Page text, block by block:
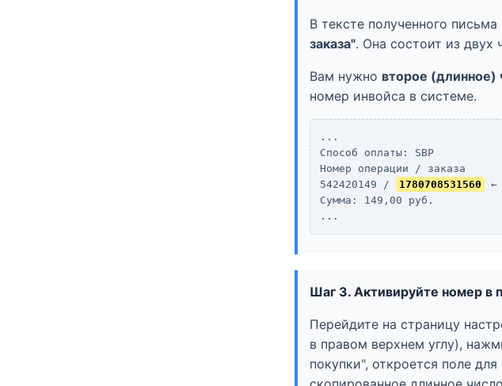
В тексте полученного
заказа". Она состоит из двух
Вам нужно второе (длинное)
номер инвойса в системе.
...
Способ оплаты: SBP
Номер операции / заказа
542420149 /
1780708531560
←
Сумма: 149,00 руб.
...
Шаг 3. Активируйте номер в
Перейдите на страницу
в правом верхнем углу),
покупки", откроется поле